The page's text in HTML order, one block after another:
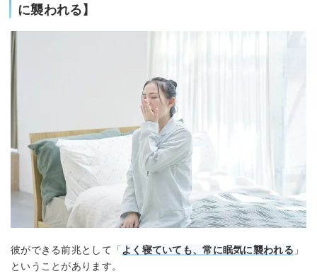
に襲われる】
彼ができる前兆として「 よく寝ていても、常に眠気に襲われる 」
ということがあります。